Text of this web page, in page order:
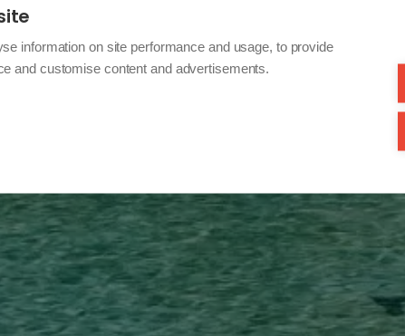
information on site performance and usage, to provide
and customise content and advertisements.